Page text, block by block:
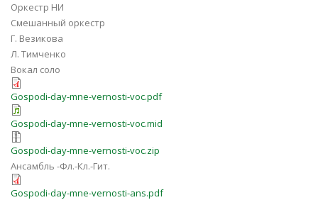
Оркестр НИ
Смешанный оркестр
Г. Везикова
Л. Тимченко
Вокал соло
Gospodi-day-mne-vernosti-voc.pdf
Gospodi-day-mne-vernosti-voc.mid
Gospodi-day-mne-vernosti-voc.zip
Ансамбль -Фл.-Кл.-Гит.
Gospodi-day-mne-vernosti-ans.pdf